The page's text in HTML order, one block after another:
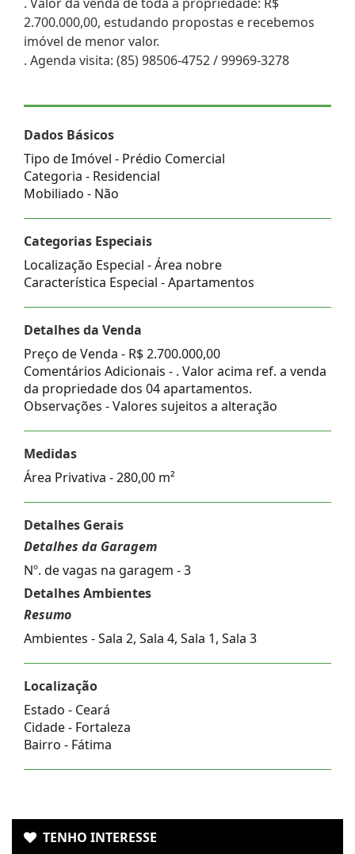
2.700.000,00, estudando propostas e recebemos
imóvel de menor valor.
. Agenda visita: (85) 98506-4752 / 99969-3278
Dados Básicos
Tipo de Imóvel - Prédio Comercial
Categoria - Residencial
Mobiliado - Não
Categorias Especiais
Localização Especial - Área nobre
Característica Especial - Apartamentos
Detalhes da Venda
Preço de Venda - R$ 2.700.000,00
Comentários Adicionais - . Valor acima ref. a venda
da propriedade dos 04 apartamentos.
Observações - Valores sujeitos a alteração
Medidas
Área Privativa - 280,00 m²
Detalhes Gerais
Detalhes da Garagem
Nº. de vagas na garagem - 3
Detalhes Ambientes
Resumo
Ambientes - Sala 2, Sala 4, Sala 1, Sala 3
Localização
Estado - Ceará
Cidade - Fortaleza
Bairro - Fátima
TENHO INTERESSE